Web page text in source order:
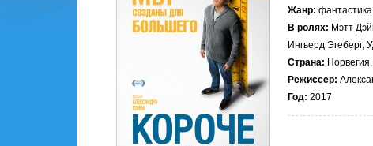
Жанр:
В ролях: Мэтт
Ингьерд
Страна:
Режиссер:
Год: 2017